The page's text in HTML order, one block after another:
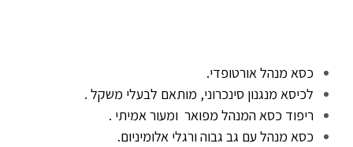
כסא מנהל אורטופדי.
לכיסא מנגנון סינכרוני, מותאם לבעלי משקל .
ריפוד כסא המנהל מפואר ומעור אמיתי .
כסא מנהל עם גב גבוה ורגלי אלומיניום.